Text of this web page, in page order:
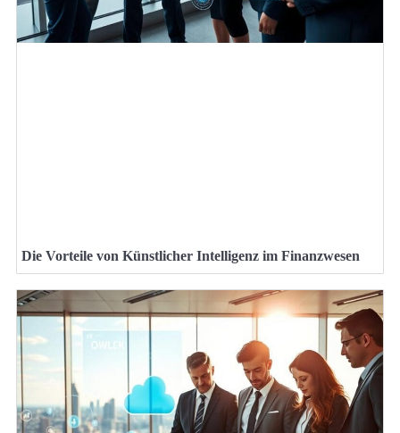
Die Vorteile von Künstlicher Intelligenz im Finanzwesen